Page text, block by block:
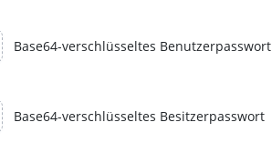
Base64-verschlüsseltes Benutzerpasswort
Base64-verschlüsseltes Besitzerpasswort